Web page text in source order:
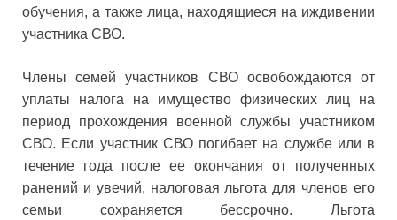
обучения, а также лица, находящиеся на иждивении
участника СВО.
Члены семей участников СВО освобождаются от
уплаты налога на имущество физических лиц на
период прохождения военной службы участником
СВО. Если участник СВО погибает на службе или в
течение года после ее окончания от полученных
ранений и увечий, налоговая льгота для членов его
семьи сохраняется бессрочно. Льгота